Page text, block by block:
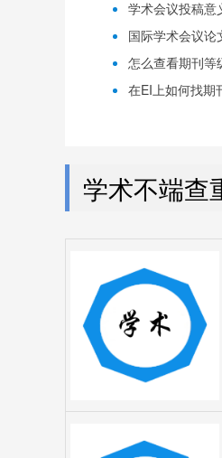
学术会议投稿意
国际学术会议论
怎么查看期刊等
在EI上如何找期
学术不端查